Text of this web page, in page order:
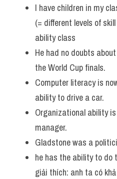
I have children in my
(= different levels of
ability class
He had no doubts
the World Cup finals.
Computer literacy is
ability to drive a car.
Organizational ability
manager.
Gladstone was a
he has the ability to do
giải thích: anh ta có